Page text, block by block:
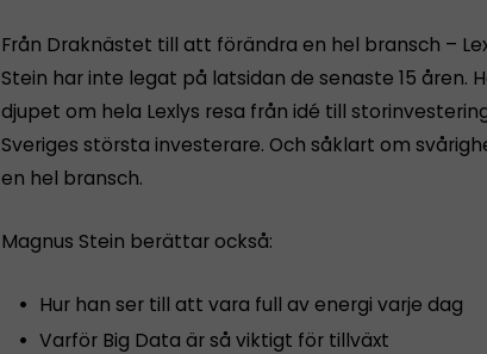
Från Draknästet till att förändra en hel bransch –
Stein har inte legat på latsidan de senaste 15 åren.
djupet om hela Lexlys resa från idé till
Sveriges största investerare. Och såklart om
en hel bransch.
Magnus Stein berättar också:
Hur han ser till att vara full av energi varje dag
Varför Big Data är så viktigt för tillväxt